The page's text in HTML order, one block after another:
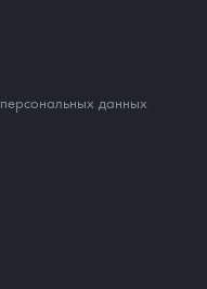
данных